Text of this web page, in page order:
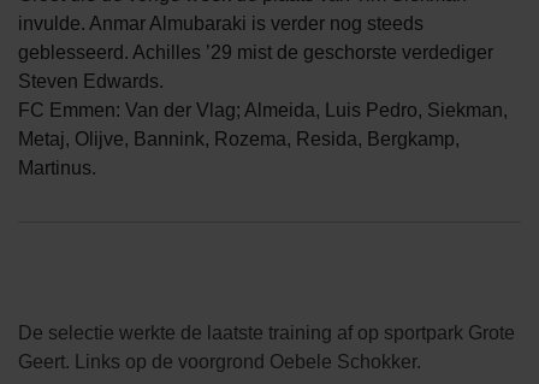
invulde. Anmar Almubaraki is verder nog steeds
geblesseerd. Achilles ’29 mist de geschorste verdediger
Steven Edwards.
FC Emmen: Van der Vlag; Almeida, Luis Pedro, Siekman,
Metaj, Olijve, Bannink, Rozema, Resida, Bergkamp,
Martinus.
De selectie werkte de laatste training af op sportpark Grote
Geert. Links op de voorgrond Oebele Schokker.